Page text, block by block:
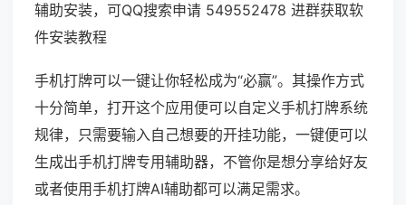
辅助安装，可QQ搜索申请 549552478 进群获取软
件安装教程
手机打牌可以一键让你轻松成为“必赢”。其操作方式
十分简单，打开这个应用便可以自定义手机打牌系统
规律，只需要输入自己想要的开挂功能，一键便可以
生成出手机打牌专用辅助器，不管你是想分享给好友
或者使用手机打牌AI辅助都可以满足需求。